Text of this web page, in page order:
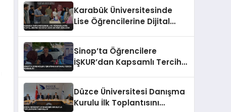
Karabük Üniversitesinde
Lise Öğrencilerine Dijital
Sinop’ta Öğrencilere
İŞKUR’dan Kapsamlı Tercih
Düzce Üniversitesi Danışma
Kurulu İlk Toplantısını